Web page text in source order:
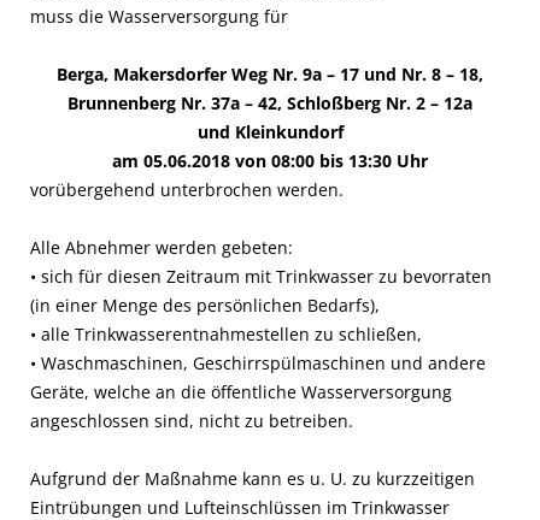
muss die Wasserversorgung für
Berga, Makersdorfer Weg Nr. 9a – 17 und Nr. 8 – 18,
Brunnenberg Nr. 37a – 42, Schloßberg Nr. 2 – 12a
und Kleinkundorf
am 05.06.2018 von 08:00 bis 13:30 Uhr
vorübergehend unterbrochen werden.
Alle Abnehmer werden gebeten:
• sich für diesen Zeitraum mit Trinkwasser zu bevorraten
(in einer Menge des persönlichen Bedarfs),
• alle Trinkwasserentnahmestellen zu schließen,
• Waschmaschinen, Geschirrspülmaschinen und andere
Geräte, welche an die öffentliche Wasserversorgung
angeschlossen sind, nicht zu betreiben.
Aufgrund der Maßnahme kann es u. U. zu kurzzeitigen
Eintrübungen und Lufteinschlüssen im Trinkwasser